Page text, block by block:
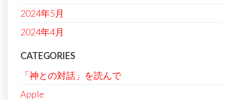
2024年5月
2024年4月
CATEGORIES
「神との対話」を読んで
Apple